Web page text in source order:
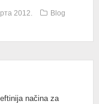
2012.
Blog
načina za